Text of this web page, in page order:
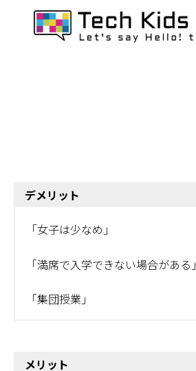
デメリット
「女子は少なめ」
「満席で入学できない場合がある」
「集団授業」
メリット